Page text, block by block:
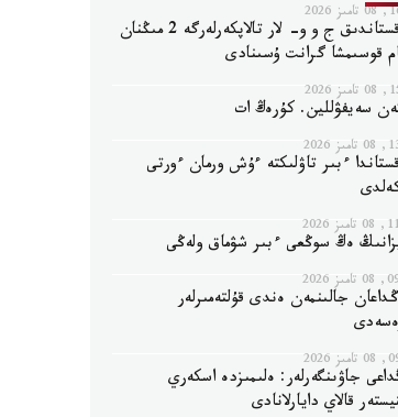
قازاقستاندىق ج و و- لار تالاپكەرلەرگە 2 مىڭنان
قوسىمشا گرانت ۇسىنادى
سەيفۋللين. كۇرەڭ ات
ءبىر تاۋلىكتە ءۇش ورمان ءورتى
ەڭ سوڭعى ءبىر شۋماق ولەڭى
2026
جالىنمەن ەندى قۇلتەمىرلەر
جاۋىنگەرلەر: ەلىمىزدە اسكەري
قالاي دايارلانادى